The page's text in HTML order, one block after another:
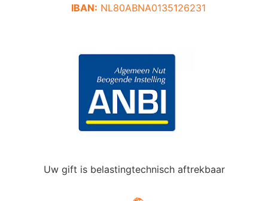
IBAN: NL80ABNA0135126231
Uw gift is belastingtechnisch aftrekbaar